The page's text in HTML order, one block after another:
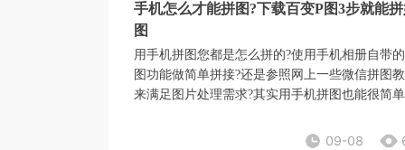
手机怎么才能拼图?下载百变P图3步就能
图
用手机拼图您都是怎么拼的?使用手机相册自带
图功能做简单拼接?还是参照网上一些微信拼图
来满足图片处理需求?其实用手机拼图也能很简
09-08